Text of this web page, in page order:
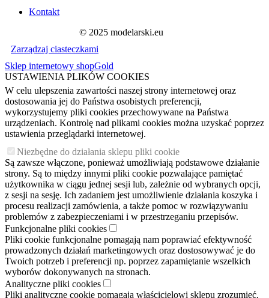
Kontakt
© 2025 modelarski.eu
Zarządzaj ciasteczkami
Sklep internetowy shopGold
USTAWIENIA PLIKÓW COOKIES
W celu ulepszenia zawartości naszej strony internetowej oraz
dostosowania jej do Państwa osobistych preferencji,
wykorzystujemy pliki cookies przechowywane na Państwa
urządzeniach. Kontrolę nad plikami cookies można uzyskać poprzez
ustawienia przeglądarki internetowej.
Niezbędne do działania sklepu pliki cookie
Są zawsze włączone, ponieważ umożliwiają podstawowe działanie
strony. Są to między innymi pliki cookie pozwalające pamiętać
użytkownika w ciągu jednej sesji lub, zależnie od wybranych opcji,
z sesji na sesję. Ich zadaniem jest umożliwienie działania koszyka i
procesu realizacji zamówienia, a także pomoc w rozwiązywaniu
problemów z zabezpieczeniami i w przestrzeganiu przepisów.
Funkcjonalne pliki cookies
Pliki cookie funkcjonalne pomagają nam poprawiać efektywność
prowadzonych działań marketingowych oraz dostosowywać je do
Twoich potrzeb i preferencji np. poprzez zapamiętanie wszelkich
wyborów dokonywanych na stronach.
Analityczne pliki cookies
Pliki analityczne cookie pomagają właścicielowi sklepu zrozumieć,